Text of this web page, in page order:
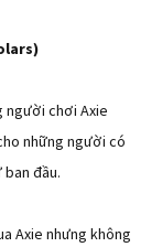
người chơi Axie
những người có
đầu.
Axie nhưng không